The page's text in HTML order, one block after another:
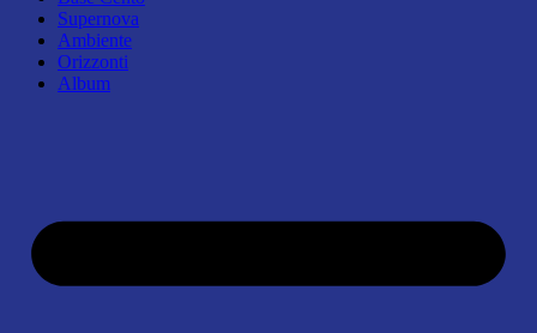
Supernova
Ambiente
Orizzonti
Album